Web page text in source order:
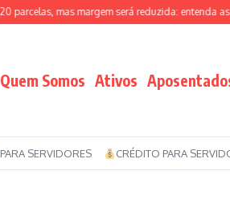
mas margem será reduzida: entenda as
Quem Somos Ativos
SERVIDORES CRÉDITO PARA